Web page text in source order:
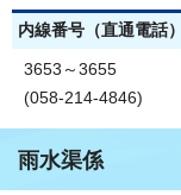
内線番号（直通電話）
3653～3655
(058-214-4846)
雨水渠係